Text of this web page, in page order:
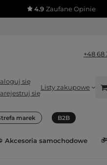
4.9Zaufane Opinie
+48 68
się
się
Listy zakupowe
marek B2B
Akcesoria samochodowe